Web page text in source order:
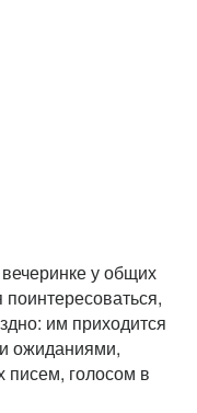
у общих
им приходится
ожиданиями,
писем, голосом в